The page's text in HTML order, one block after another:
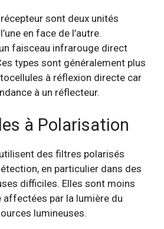
sont deux unités
en face de l’autre.
faisceau infrarouge direct
types sont généralement plus
à réflexion directe car
à un réflecteur.
à Polarisation
des filtres polarisés
en particulier dans des
difficiles. Elles sont moins
affectées par la lumière du
lumineuses.